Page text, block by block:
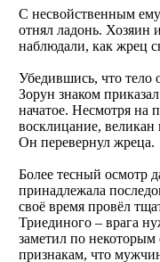
С несвойственным
отнял ладонь. Хозяин
наблюдали, как жрец
Убедившись, что тело
Зорун знаком
начатое. Несмотря на
восклицание, великан
Он перевернул жреца.
Более тесный осмотр
принадлежала
своё время провёл
Триединого – врага
заметил по
признакам, что